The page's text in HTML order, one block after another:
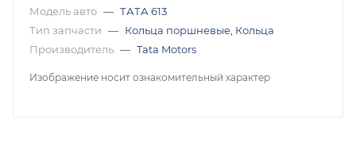
Модель авто — ТАТА 613
Тип запчасти — Кольца поршневые Кольца
Производитель — Tata Motors
Изображение носит ознакомительный характер